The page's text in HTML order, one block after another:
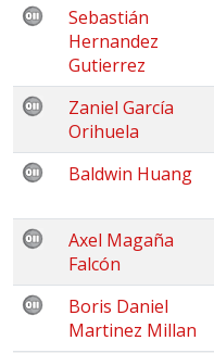
Sebastián
Hernandez
Gutierrez
Zaniel García
Orihuela
Baldwin Huang
Axel Magaña
Falcón
Boris Daniel
Martinez Millan